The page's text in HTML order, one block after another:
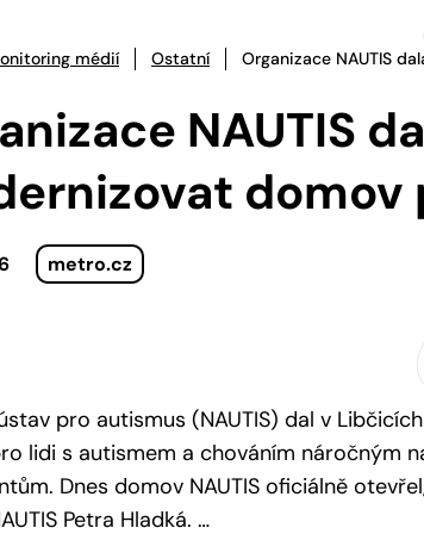
médií Ostatní Organizace NAUTIS
NAUTIS
metro.cz
pro autismus (NAUTIS) dal v
lidi s autismem a chováním náročným
Dnes domov NAUTIS oficiálně
Petra Hladká. …